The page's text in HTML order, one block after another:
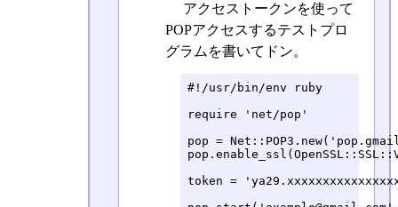
アクセストークンを使って
POPアクセスするテストプロ
グラムを書いてドン。
#!/usr/bin/env ruby
require 'net/pop'
pop =
token =